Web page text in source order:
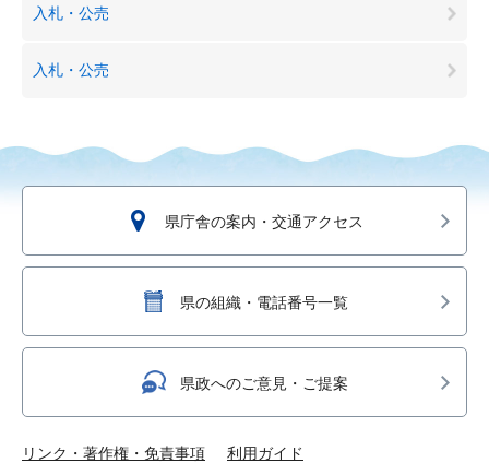
入札・公売
入札・公売
県庁舎の案内・交通アクセス
県の組織・電話番号一覧
県政へのご意見・ご提案
リンク・著作権・免責事項 利用ガイド